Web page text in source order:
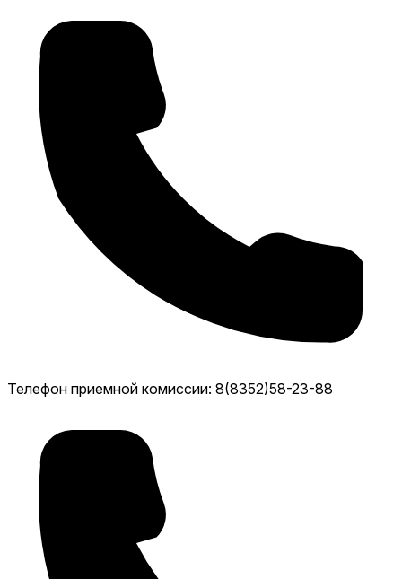
Телефон приемной комиссии: 8(8352)58-23-88